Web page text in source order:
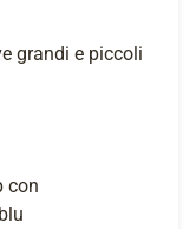
grandi e piccoli
con